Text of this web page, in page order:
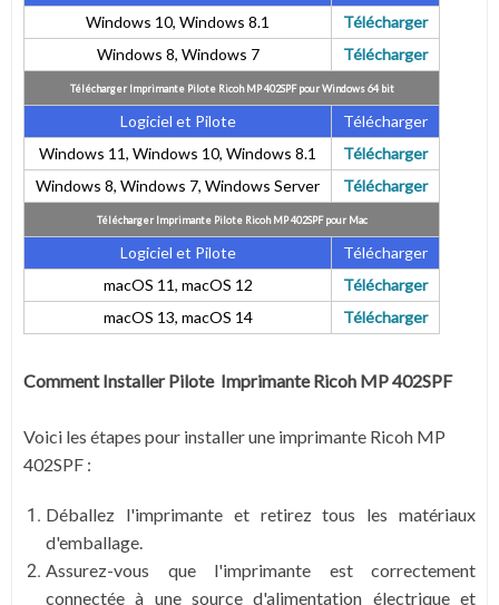
Windows 10, Windows 8.1
Télécharger
Windows 8, Windows 7
Télécharger
Télécharger Imprimante Pilote Ricoh MP 402SPF pour Windows 64 bit
Logiciel et Pilote
Télécharger
Windows 11, Windows 10, Windows 8.1
Télécharger
Windows 8, Windows 7, Windows Server
Télécharger
Télécharger Imprimante Pilote Ricoh MP 402SPF pour Mac
Logiciel et Pilote
Télécharger
macOS 11, macOS 12
Télécharger
macOS 13, macOS 14
Télécharger
Comment Installer Pilote Imprimante Ricoh MP 402SPF
Voici les étapes pour installer une imprimante Ricoh MP
402SPF :
Déballez l'imprimante et retirez tous les matériaux
d'emballage.
Assurez-vous que l'imprimante est correctement
connectée à une source d'alimentation électrique et